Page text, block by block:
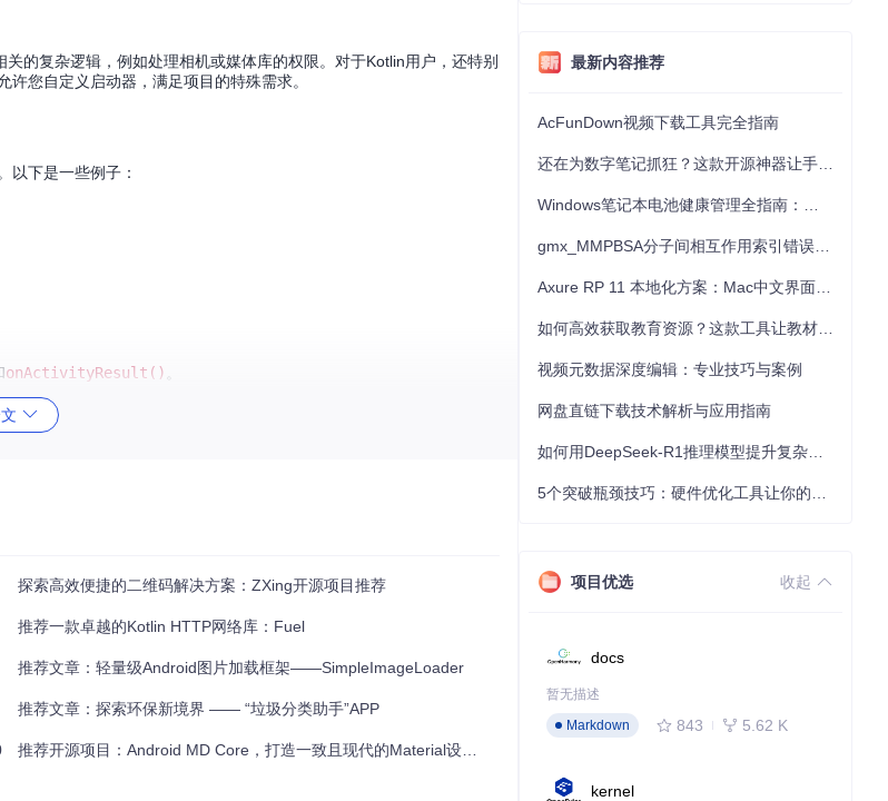
的复杂逻辑，例如处理相机或媒体库的权限。对于Kotlin用户，还特别
您自定义启动器，满足项目的特殊需求。
以下是一些例子：
onActivityResult()
涉及到跨活动交互的部分。通过优雅的API设计和丰富的功能集，您可
入您的项目，享受更高效、更整洁的代码体验吧！
探索高效便捷的二维码解决方案：ZXing开源项目推荐
推荐一款卓越的Kotlin HTTP网络库：Fuel
推荐文章：轻量级Android图片加载框架——SimpleImageLoader
推荐文章：探索环保新境界 —— “垃圾分类助手”APP
推荐开源项目：Android MD Core，打造一致且现代的Material设计体验
最新内容推荐
AcFunDown视频下载工具完全指南
视频元数据深度编辑：专业技巧与案例
网盘直链下载技术解析与应用指南
项目优选 收起
docs
暂无描述
Markdown
843 5.62 K
kernel